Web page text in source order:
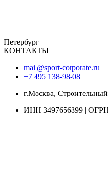
Петербург
КОНТАКТЫ
mail@sport-corporate.ru
+7 495 138-98-08
г.Москва,
ИНН 3497656899 | ОГРН